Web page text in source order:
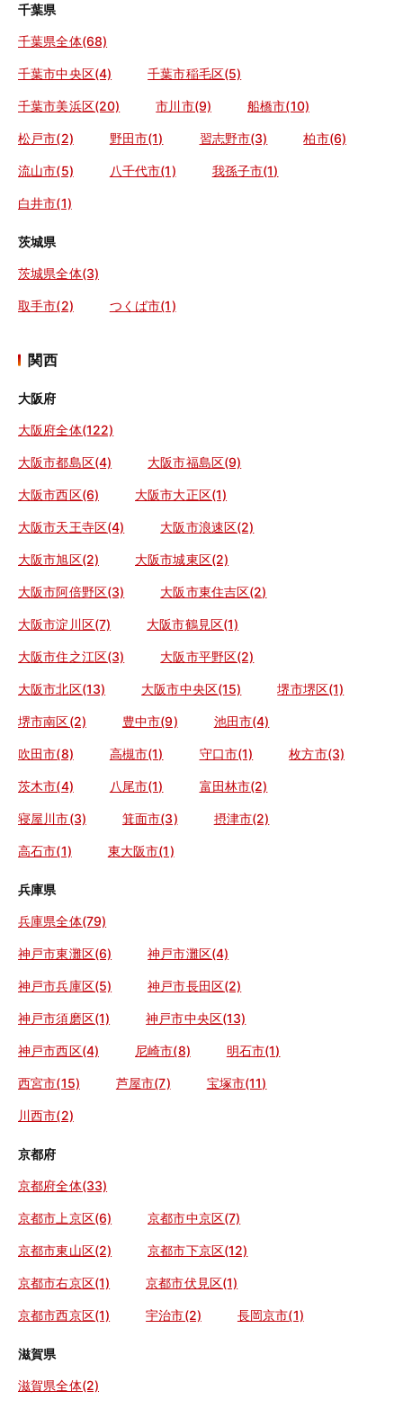
千葉県
千葉県全体(68)
千葉市中央区(4) 千葉市稲毛区(5)
千葉市美浜区(20) 市川市(9) 船橋市(10)
松戸市(2) 野田市(1) 習志野市(3) 柏市(6)
流山市(5) 八千代市(1) 我孫子市(1)
白井市(1)
茨城県
茨城県全体(3)
取手市(2) つくば市(1)
関西
大阪府
大阪府全体(122)
大阪市都島区(4) 大阪市福島区(9)
大阪市西区(6) 大阪市大正区(1)
大阪市天王寺区(4) 大阪市浪速区(2)
大阪市旭区(2) 大阪市城東区(2)
大阪市阿倍野区(3) 大阪市東住吉区(2)
大阪市淀川区(7) 大阪市鶴見区(1)
大阪市住之江区(3) 大阪市平野区(2)
大阪市北区(13) 大阪市中央区(15) 堺市堺区(1)
堺市南区(2) 豊中市(9) 池田市(4)
吹田市(8) 高槻市(1) 守口市(1) 枚方市(3)
茨木市(4) 八尾市(1) 富田林市(2)
寝屋川市(3) 箕面市(3) 摂津市(2)
高石市(1) 東大阪市(1)
兵庫県
兵庫県全体(79)
神戸市東灘区(6) 神戸市灘区(4)
神戸市兵庫区(5) 神戸市長田区(2)
神戸市須磨区(1) 神戸市中央区(13)
神戸市西区(4) 尼崎市(8) 明石市(1)
西宮市(15) 芦屋市(7) 宝塚市(11)
川西市(2)
京都府
京都府全体(33)
京都市上京区(6) 京都市中京区(7)
京都市東山区(2) 京都市下京区(12)
京都市右京区(1) 京都市伏見区(1)
京都市西京区(1) 宇治市(2) 長岡京市(1)
滋賀県
滋賀県全体(2)